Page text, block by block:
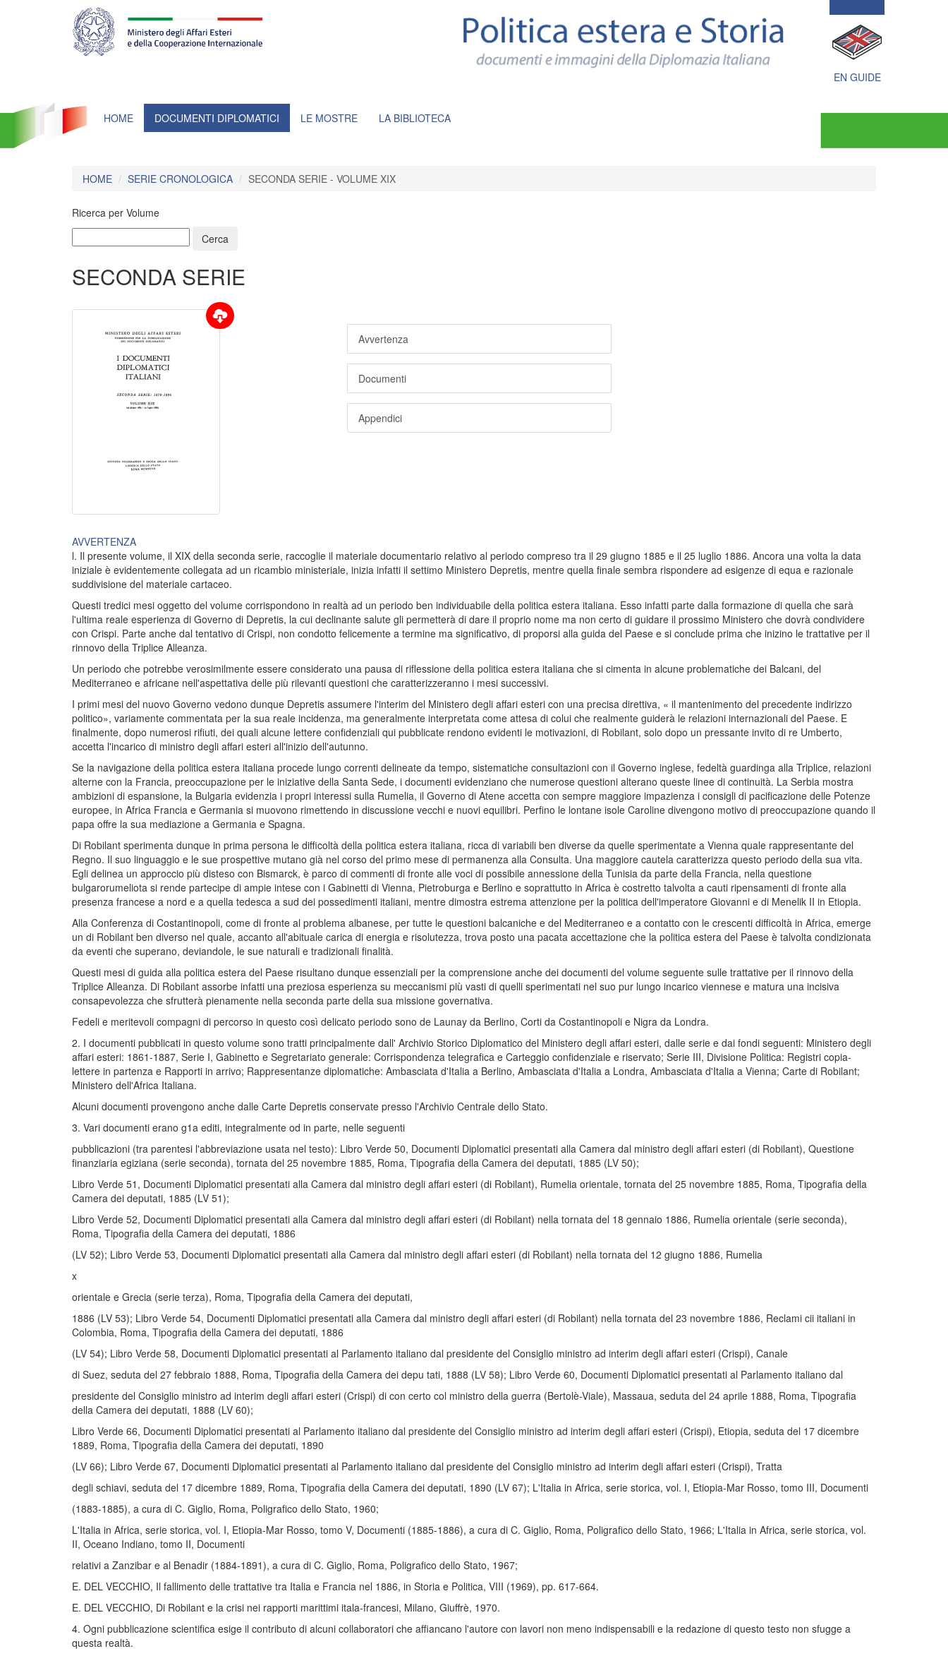
Storia
documenti
EN GUIDE
HOME DOCUMENTI DIPLOMATICI LE MOSTRE LA BIBLIOTECA
HOME SERIE CRONOLOGICA SECONDA SERIE - VOLUME XIX
Ricerca per Volume
SECONDA SERIE
Avvertenza
Documenti
Appendici
AVVERTENZA
l. Il presente volume, il XIX della seconda serie, raccoglie il materiale documentario relativo al periodo compreso tra il 29 giugno 1885 e il 25 luglio 1886. Ancora una volta la data
iniziale è evidentemente collegata ad un ricambio ministeriale, inizia infatti il settimo Ministero Depretis, mentre quella finale sembra rispondere ad esigenze di equa e razionale
suddivisione del materiale cartaceo.
Questi tredici mesi oggetto del volume corrispondono in realtà ad un periodo ben individuabile della politica estera italiana. Esso infatti parte dalla formazione di quella che sarà
l'ultima reale esperienza di Governo di Depretis, la cui declinante salute gli permetterà di dare il proprio nome ma non certo di guidare il prossimo Ministero che dovrà condividere
con Crispi. Parte anche dal tentativo di Crispi, non condotto felicemente a termine ma significativo, di proporsi alla guida del Paese e si conclude prima che inizino le trattative per il
rinnovo della Triplice Alleanza.
Un periodo che potrebbe verosimilmente essere considerato una pausa di riflessione della politica estera italiana che si cimenta in alcune problematiche dei Balcani, del
Mediterraneo e africane nell'aspettativa delle più rilevanti questioni che caratterizzeranno i mesi successivi.
I primi mesi del nuovo Governo vedono dunque Depretis assumere l'interim del Ministero degli affari esteri con una precisa direttiva, « il mantenimento del precedente indirizzo
politico», variamente commentata per la sua reale incidenza, ma generalmente interpretata come attesa di colui che realmente guiderà le relazioni internazionali del Paese. E
finalmente, dopo numerosi rifiuti, dei quali alcune lettere confidenziali qui pubblicate rendono evidenti le motivazioni, di Robilant, solo dopo un pressante invito di re Umberto,
accetta l'incarico di ministro degli affari esteri all'inizio dell'autunno.
Se la navigazione della politica estera italiana procede lungo correnti delineate da tempo, sistematiche consultazioni con il Governo inglese, fedeltà guardinga alla Triplice, relazioni
alterne con la Francia, preoccupazione per le iniziative della Santa Sede, i documenti evidenziano che numerose questioni alterano queste linee di continuità. La Serbia mostra
ambizioni di espansione, la Bulgaria evidenzia i propri interessi sulla Rumelia, il Governo di Atene accetta con sempre maggiore impazienza i consigli di pacificazione delle Potenze
europee, in Africa Francia e Germania si muovono rimettendo in discussione vecchi e nuovi equilibri. Perfino le lontane isole Caroline divengono motivo di preoccupazione quando il
papa offre la sua mediazione a Germania e Spagna.
Di Robilant sperimenta dunque in prima persona le difficoltà della politica estera italiana, ricca di variabili ben diverse da quelle sperimentate a Vienna quale rappresentante del
Regno. Il suo linguaggio e le sue prospettive mutano già nel corso del primo mese di permanenza alla Consulta. Una maggiore cautela caratterizza questo periodo della sua vita.
Egli delinea un approccio più disteso con Bismarck, è parco di commenti di fronte alle voci di possibile annessione della Tunisia da parte della Francia, nella questione
bulgarorumeliota si rende partecipe di ampie intese con i Gabinetti di Vienna, Pietroburga e Berlino e soprattutto in Africa è costretto talvolta a cauti ripensamenti di fronte alla
presenza francese a nord e a quella tedesca a sud dei possedimenti italiani, mentre dimostra estrema attenzione per la politica dell'imperatore Giovanni e di Menelik II in Etiopia.
Alla Conferenza di Costantinopoli, come di fronte al problema albanese, per tutte le questioni balcaniche e del Mediterraneo e a contatto con le crescenti difficoltà in Africa, emerge
un di Robilant ben diverso nel quale, accanto all'abituale carica di energia e risolutezza, trova posto una pacata accettazione che la politica estera del Paese è talvolta condizionata
da eventi che superano, deviandole, le sue naturali e tradizionali finalità.
Questi mesi di guida alla politica estera del Paese risultano dunque essenziali per la comprensione anche dei documenti del volume seguente sulle trattative per il rinnovo della
Triplice Alleanza. Di Robilant assorbe infatti una preziosa esperienza su meccanismi più vasti di quelli sperimentati nel suo pur lungo incarico viennese e matura una incisiva
consapevolezza che sfrutterà pienamente nella seconda parte della sua missione governativa.
Fedeli e meritevoli compagni di percorso in questo così delicato periodo sono de Launay da Berlino, Corti da Costantinopoli e Nigra da Londra.
2. I documenti pubblicati in questo volume sono tratti principalmente dall' Archivio Storico Diplomatico del Ministero degli affari esteri, dalle serie e dai fondi seguenti: Ministero degli
affari esteri: 1861-1887, Serie I, Gabinetto e Segretariato generale: Corrispondenza telegrafica e Carteggio confidenziale e riservato; Serie III, Divisione Politica: Registri copia-
lettere in partenza e Rapporti in arrivo; Rappresentanze diplomatiche: Ambasciata d'Italia a Berlino, Ambasciata d'Italia a Londra, Ambasciata d'Italia a Vienna; Carte di Robilant;
Ministero dell'Africa Italiana.
Alcuni documenti provengono anche dalle Carte Depretis conservate presso l'Archivio Centrale dello Stato.
3. Vari documenti erano g1a editi, integralmente od in parte, nelle seguenti
pubblicazioni (tra parentesi l'abbreviazione usata nel testo): Libro Verde 50, Documenti Diplomatici presentati alla Camera dal ministro degli affari esteri (di Robilant), Questione
finanziaria egiziana (serie seconda), tornata del 25 novembre 1885, Roma, Tipografia della Camera dei deputati, 1885 (LV 50);
Libro Verde 51, Documenti Diplomatici presentati alla Camera dal ministro degli affari esteri (di Robilant), Rumelia orientale, tornata del 25 novembre 1885, Roma, Tipografia della
Camera dei deputati, 1885 (LV 51);
Libro Verde 52, Documenti Diplomatici presentati alla Camera dal ministro degli affari esteri (di Robilant) nella tornata del 18 gennaio 1886, Rumelia orientale (serie seconda),
Roma, Tipografia della Camera dei deputati, 1886
(LV 52); Libro Verde 53, Documenti Diplomatici presentati alla Camera dal ministro degli affari esteri (di Robilant) nella tornata del 12 giugno 1886, Rumelia
x
orientale e Grecia (serie terza), Roma, Tipografia della Camera dei deputati,
1886 (LV 53); Libro Verde 54, Documenti Diplomatici presentati alla Camera dal ministro degli affari esteri (di Robilant) nella tornata del 23 novembre 1886, Reclami cii italiani in
Colombia, Roma, Tipografia della Camera dei deputati, 1886
(LV 54); Libro Verde 58, Documenti Diplomatici presentati al Parlamento italiano dal presidente del Consiglio ministro ad interim degli affari esteri (Crispi), Canale
di Suez, seduta del 27 febbraio 1888, Roma, Tipografia della Camera dei depu tati, 1888 (LV 58); Libro Verde 60, Documenti Diplomatici presentati al Parlamento italiano dal
presidente del Consiglio ministro ad interim degli affari esteri (Crispi) di con certo col ministro della guerra (Bertolè-Viale), Massaua, seduta del 24 aprile 1888, Roma, Tipografia
della Camera dei deputati, 1888 (LV 60);
Libro Verde 66, Documenti Diplomatici presentati al Parlamento italiano dal presidente del Consiglio ministro ad interim degli affari esteri (Crispi), Etiopia, seduta del 17 dicembre
1889, Roma, Tipografia della Camera dei deputati, 1890
(LV 66); Libro Verde 67, Documenti Diplomatici presentati al Parlamento italiano dal presidente del Consiglio ministro ad interim degli affari esteri (Crispi), Tratta
degli schiavi, seduta del 17 dicembre 1889, Roma, Tipografia della Camera dei deputati, 1890 (LV 67); L'Italia in Africa, serie storica, vol. I, Etiopia-Mar Rosso, tomo III, Documenti
(1883-1885), a cura di C. Giglio, Roma, Poligrafico dello Stato, 1960;
L'Italia in Africa, serie storica, vol. I, Etiopia-Mar Rosso, tomo V, Documenti (1885-1886), a cura di C. Giglio, Roma, Poligrafico dello Stato, 1966; L'Italia in Africa, serie storica, vol.
II, Oceano Indiano, tomo II, Documenti
relativi a Zanzibar e al Benadir (1884-1891), a cura di C. Giglio, Roma, Poligrafico dello Stato, 1967;
E. DEL VECCHIO, Il fallimento delle trattative tra Italia e Francia nel 1886, in Storia e Politica, VIII (1969), pp. 617-664.
E. DEL VECCHIO, Di Robilant e la crisi nei rapporti marittimi itala-francesi, Milano, Giuffrè, 1970.
4. Ogni pubblicazione scientifica esige il contributo di alcuni collaboratori che affiancano l'autore con lavori non meno indispensabili e la redazione di questo testo non sfugge a
questa realtà.